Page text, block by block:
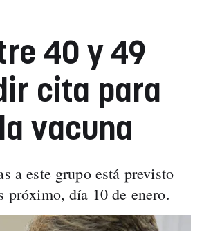
40 y 49
cita para
vacuna
a este grupo está previsto
próximo, día 10 de enero.